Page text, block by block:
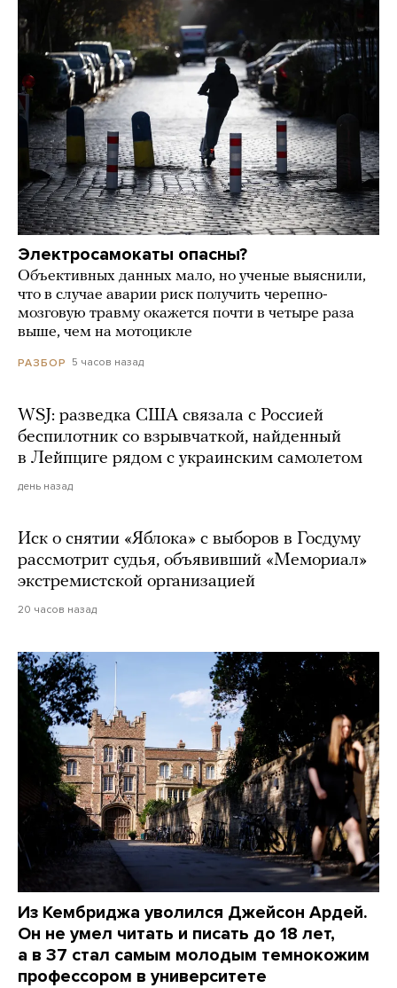
Электросамокаты опасны?
Объективных данных мало, но ученые выяснили,
что в случае аварии риск получить черепно-
мозговую травму окажется почти в четыре раза
выше, чем на мотоцикле
РАЗБОР 5 часов назад
WSJ: разведка США связала с Россией
беспилотник со взрывчаткой, найденный
в Лейпциге рядом с украинским самолетом
день назад
Иск о снятии «Яблока» с выборов в Госдуму
рассмотрит судья, объявивший «Мемориал»
экстремистской организацией
20 часов назад
Из Кембриджа уволился Джейсон Ардей.
Он не умел читать и писать до 18 лет,
а в 37 стал самым молодым темнокожим
профессором в университете